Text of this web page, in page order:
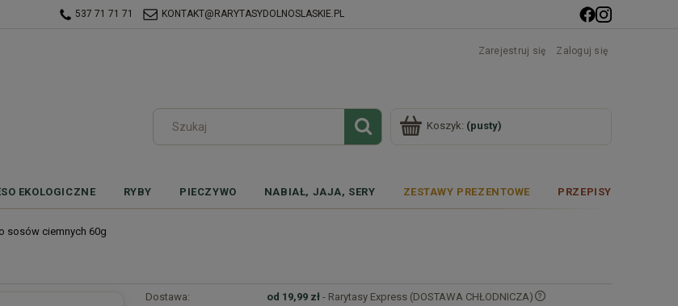
537 71 71 71 KONTAKT@RARYTASYDOLNOSLASKIE.PL
Zarejestruj się Zaloguj się
Koszyk: (pusty)
EKOLOGICZNE RYBY PIECZYWO NABIAŁ, JAJA, SERY ZESTAWY PREZENTOWE PRZEPISY
sosów ciemnych 60g
Dostawa: od 19,99 zł - Rarytasy Express (DOSTAWA CHŁODNICZA)